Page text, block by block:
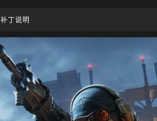
补丁说明